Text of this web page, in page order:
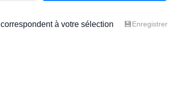
correspondent à votre sélection 💾Enregistrer